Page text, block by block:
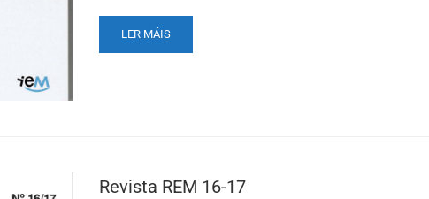
READ
MORE
LER MÁIS
Revista REM 16-17